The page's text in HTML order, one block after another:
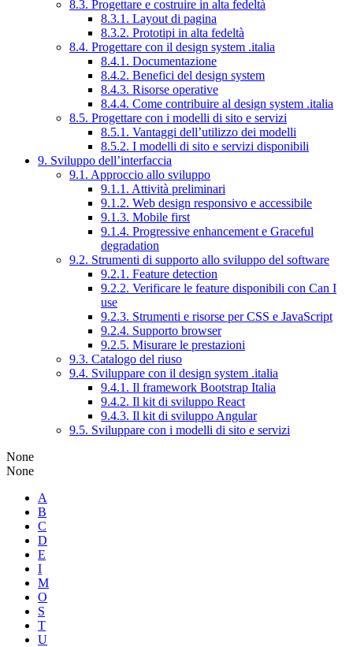
8.3. Progettare e costruire in alta fedeltà
8.3.1. Layout di pagina
8.3.2. Prototipi in alta fedeltà
8.4. Progettare con il design system .italia
8.4.1. Documentazione
8.4.2. Benefici del design system
8.4.3. Risorse operative
8.4.4. Come contribuire al design system .italia
8.5. Progettare con i modelli di sito e servizi
8.5.1. Vantaggi dell’utilizzo dei modelli
8.5.2. I modelli di sito e servizi disponibili
9. Sviluppo dell’interfaccia
9.1. Approccio allo sviluppo
9.1.1. Attività preliminari
9.1.2. Web design responsivo e accessibile
9.1.3. Mobile first
9.1.4. Progressive enhancement e Graceful
degradation
9.2. Strumenti di supporto allo sviluppo del software
9.2.1. Feature detection
9.2.2. Verificare le feature disponibili con Can I
use
9.2.3. Strumenti e risorse per CSS e JavaScript
9.2.4. Supporto browser
9.2.5. Misurare le prestazioni
9.3. Catalogo del riuso
9.4. Sviluppare con il design system .italia
9.4.1. Il framework Bootstrap Italia
9.4.2. Il kit di sviluppo React
9.4.3. Il kit di sviluppo Angular
9.5. Sviluppare con i modelli di sito e servizi
None
None
A
B
C
D
E
I
M
O
S
T
U